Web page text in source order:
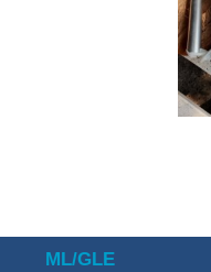
ML/GLE